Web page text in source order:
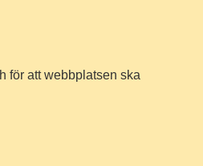
för att webbplatsen ska